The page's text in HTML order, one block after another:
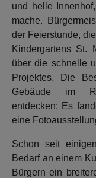
und helle
mache.
der Feierstunde,
Kindergartens St.
über die schnelle
Projektes. Die
Gebäude im
entdecken: Es
eine
Schon seit
Bedarf an einem
Bürgern ein